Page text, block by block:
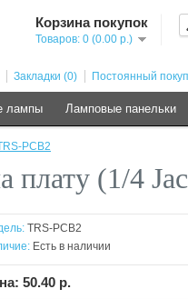
Корзина покупок
Товаров: 0 (0.00 р.)
Закладки (0) Постоянный
лампы Ламповые панельки
PCB2
плату (1/4
TRS-PCB2
Есть в наличии
50.40 р.